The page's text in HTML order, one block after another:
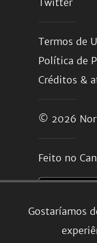
Gostaríamos
Twitter
Termos de
Política de
Créditos &
© 2026
Feito no